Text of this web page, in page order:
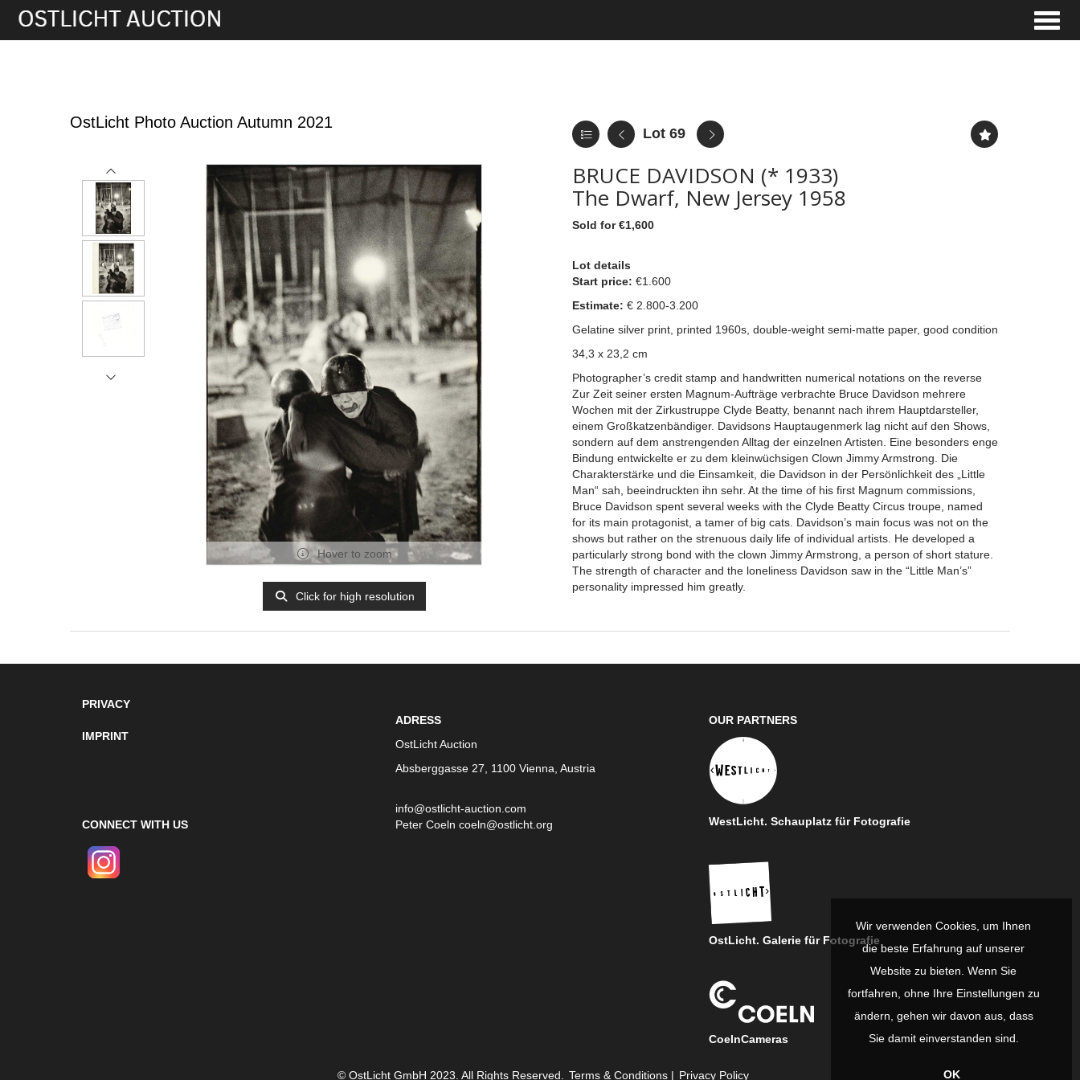
OstLicht Photo Auction Autumn 2021
Lot 69
Hover to zoom
Click for high resolution
BRUCE DAVIDSON (* 1933)
The Dwarf, New Jersey 1958
Sold for €1,600
Lot details
Start price: €1.600
Estimate: € 2.800-3.200
Gelatine silver print, printed 1960s, double-weight semi-matte paper, good condition
34,3 x 23,2 cm
Photographer’s credit stamp and handwritten numerical notations on the reverse
Zur Zeit seiner ersten Magnum-Aufträge verbrachte Bruce Davidson mehrere
Wochen mit der Zirkustruppe Clyde Beatty, benannt nach ihrem Hauptdarsteller,
einem Großkatzenbändiger. Davidsons Hauptaugenmerk lag nicht auf den Shows,
sondern auf dem anstrengenden Alltag der einzelnen Artisten. Eine besonders enge
Bindung entwickelte er zu dem kleinwüchsigen Clown Jimmy Armstrong. Die
Charakterstärke und die Einsamkeit, die Davidson in der Persönlichkeit des „Little
Man“ sah, beeindruckten ihn sehr. At the time of his first Magnum commissions,
Bruce Davidson spent several weeks with the Clyde Beatty Circus troupe, named
for its main protagonist, a tamer of big cats. Davidson’s main focus was not on the
shows but rather on the strenuous daily life of individual artists. He developed a
particularly strong bond with the clown Jimmy Armstrong, a person of short stature.
The strength of character and the loneliness Davidson saw in the “Little Man’s”
personality impressed him greatly.
PRIVACY
IMPRINT
CONNECT WITH US
ADRESS
OstLicht Auction
Absberggasse 27, 1100 Vienna, Austria
info@ostlicht-auction.com
Peter Coeln coeln@ostlicht.org
OUR PARTNERS
WestLicht. Schauplatz für Fotografie
OstLicht. Galerie für Fotografie
CoelnCameras
© OstLicht GmbH 2023. All Rights Reserved. Terms & Conditions| Privacy Policy
Wir verwenden Cookies, um Ihnen
die beste Erfahrung auf unserer
Website zu bieten. Wenn Sie
fortfahren, ohne Ihre Einstellungen zu
ändern, gehen wir davon aus, dass
Sie damit einverstanden sind.
OK